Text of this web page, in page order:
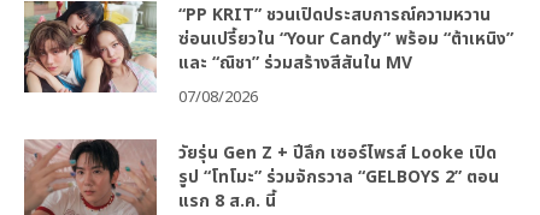
“PP KRIT” ชวนเปิดประสบการณ์ความหวาน
ซ่อนเปรี้ยวใน “Your Candy” พร้อม “ต้าเหนิง”
และ “ณิชา” ร่วมสร้างสีสันใน MV
07/08/2026
วัยรุ่น Gen Z + ปีลึก เซอร์ไพรส์ Looke เปิด
รูป “โทโมะ” ร่วมจักรวาล “GELBOYS 2” ตอน
แรก 8 ส.ค. นี้